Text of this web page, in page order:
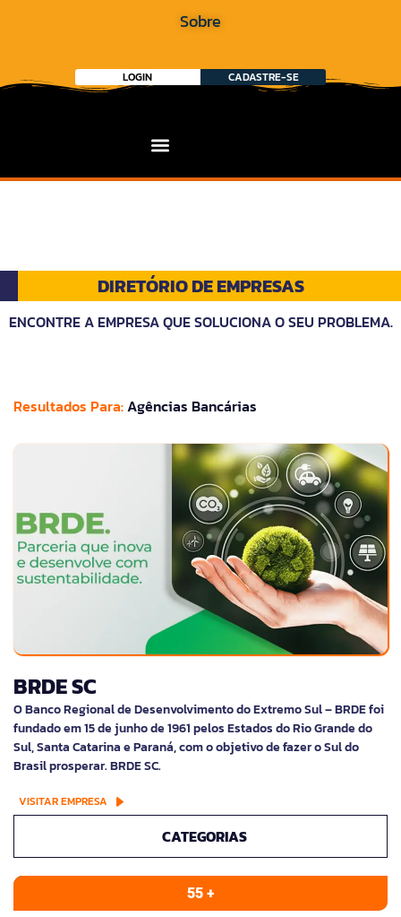
Sobre
LOGIN CADASTRE-SE
DIRETÓRIO DE EMPRESAS
ENCONTRE A EMPRESA QUE SOLUCIONA O SEU PROBLEMA.
Resultados Para:Agências Bancárias
BRDE SC
O Banco Regional de Desenvolvimento do Extremo Sul – BRDE foi
fundado em 15 de junho de 1961 pelos Estados do Rio Grande do
Sul, Santa Catarina e Paraná, com o objetivo de fazer o Sul do
Brasil prosperar. BRDE SC.
VISITAR EMPRESA
CATEGORIAS
55 +